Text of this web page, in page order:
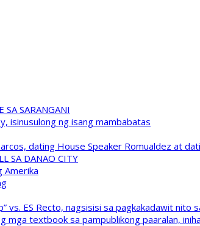
SA SARANGANI
isinusulong ng isang mambabatas
dating House Speaker Romualdez at
SA DANAO CITY
Amerika
vs. ES Recto, nagsisisi sa pagkakadawit nito
mga textbook sa pampublikong paaralan,